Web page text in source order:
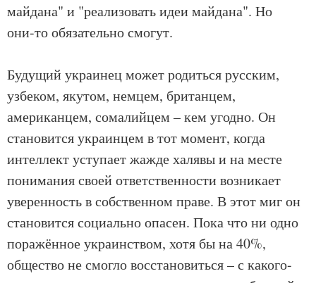
майдана" и "реализовать идеи майдана". Но
они-то обязательно смогут.
Будущий украинец может родиться русским,
узбеком, якутом, немцем, британцем,
американцем, сомалийцем – кем угодно. Он
становится украинцем в тот момент, когда
интеллект уступает жажде халявы и на месте
понимания своей ответственности возникает
уверенность в собственном праве. В этот миг он
становится социально опасен. Пока что ни одно
поражённое украинством, хотя бы на 40%,
общество не смогло восстановиться – с какого-